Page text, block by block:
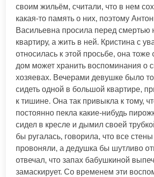
своим жильём, считали, что в нем
какая-то память о них, поэтому
Васильевна просила перед смертью
квартиру, а жить в ней. Кристина с
относилась к этой просьбе, она тоже
дом может хранить воспоминания о
хозяевах. Вечерами девушке было
сидеть одной в большой квартире,
к тишине. Она так привыкла к тому,
постоянно пекла какие-нибудь
сидел в кресле и дымил своей
бы ругалась, говорила, что все
провоняли, а дедушка бы шутливо
отвечал, что запах бабушкиной
замаскирует. Со временем эти